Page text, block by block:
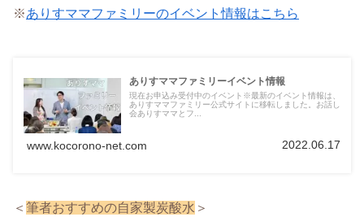
※ありすママファミリーのイベント情報はこちら
ありすママファミリーイベント情報
現在お申込み受付中のイベント※最新のイベント情報は、
ありすママファミリー公式サイトに移転しました。お話し
会ありすママとフ...
www.kocorono-net.com 2022.06.17
＜ 筆者おすすめの自家製炭酸水 ＞